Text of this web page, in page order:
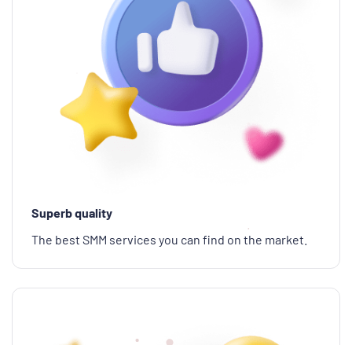
Superb quality
The best SMM services you can find on the market.